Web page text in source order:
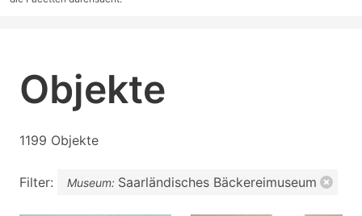
Objekte
1199 Objekte
Filter: Museum: Saarländisches Bäckereimuseum